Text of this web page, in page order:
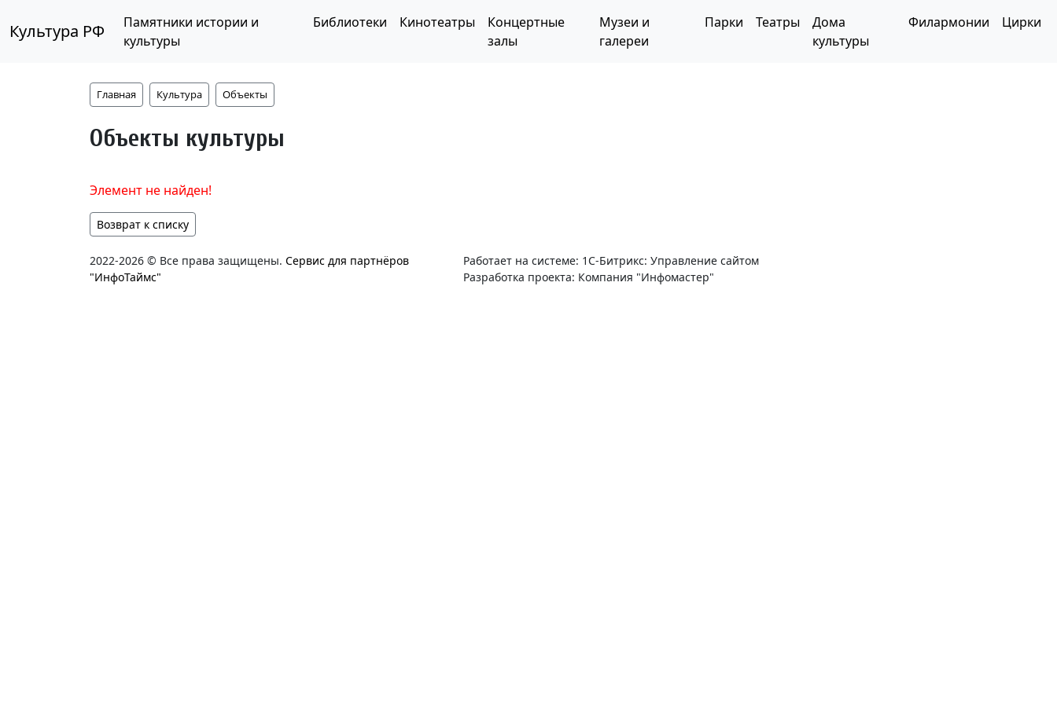
Культура РФ
Памятники истории и
культуры
Библиотеки Кинотеатры
Концертные
залы
Музеи и
галереи
Парки Театры
Дома
культуры
Филармонии Цирки
Главная Культура Объекты
Объекты культуры
Элемент не найден!
Возврат к списку
2022-2026 © Все права защищены. Сервис для партнёров
"ИнфоТаймс"
Работает на системе: 1С-Битрикс: Управление сайтом
Разработка проекта: Компания "Инфомастер"